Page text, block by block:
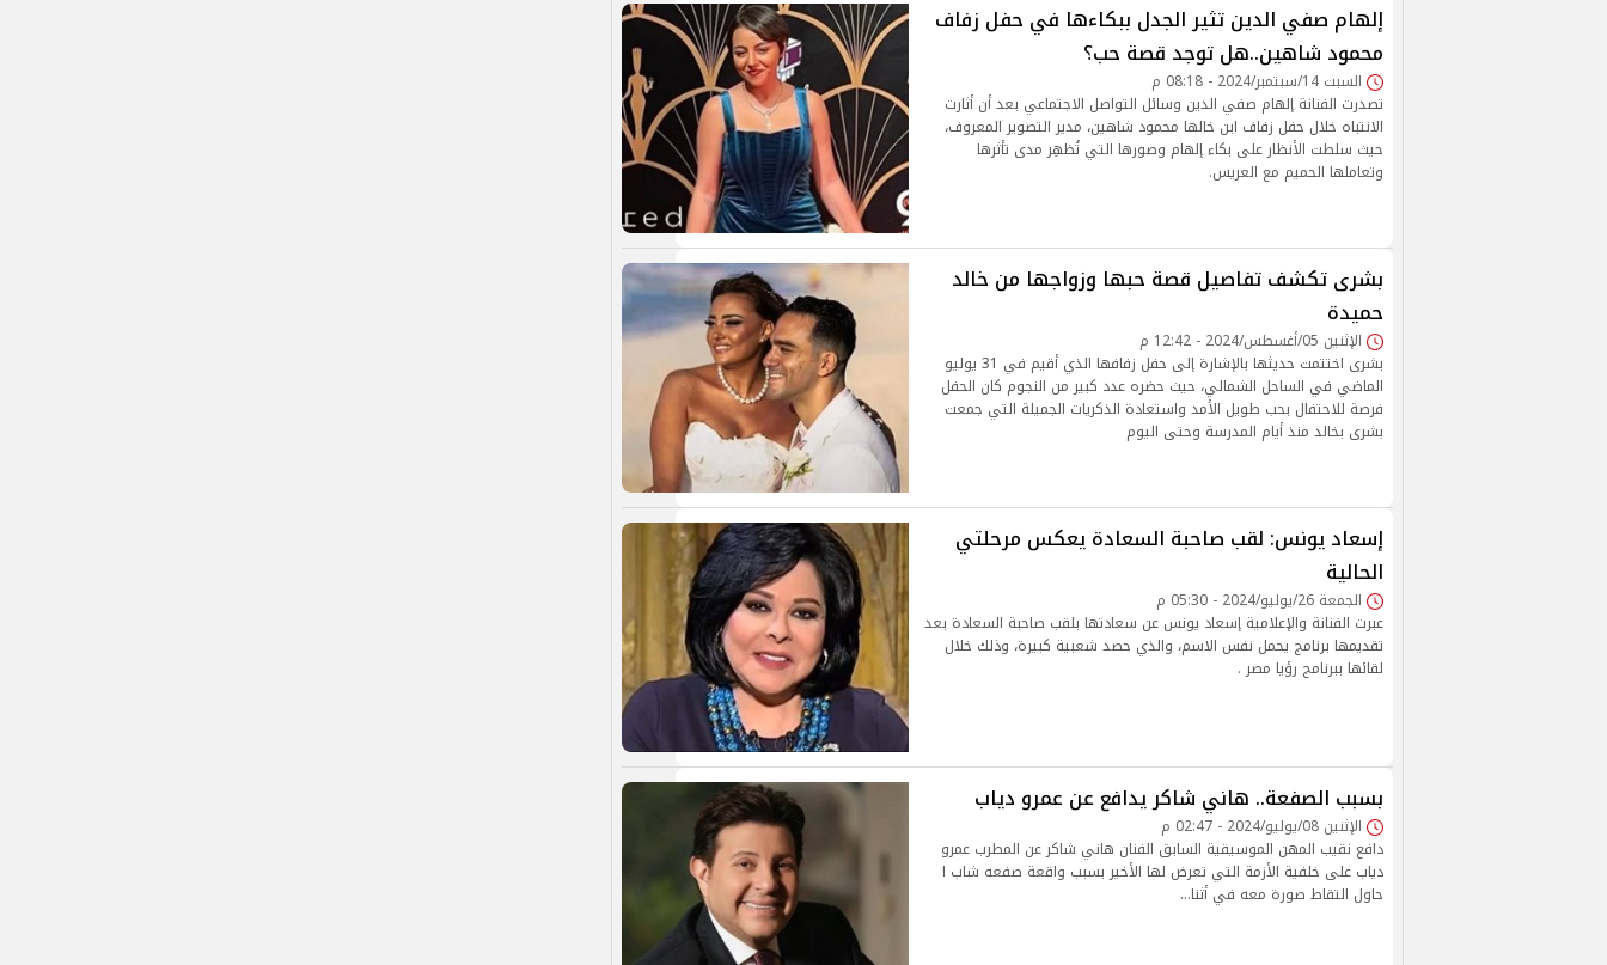
إلهام صفي الدين تثير الجدل ببكاءها في حفل زفاف
محمود شاهين..هل توجد قصة حب؟
السبت 14/سبتمبر/2024 - 08:18 م
تصدرت الفنانة إلهام صفي الدين وسائل التواصل الاجتماعي بعد أن أثارت
الانتباه خلال حفل زفاف ابن خالها محمود شاهين، مدير التصوير المعروف،
حيث سلطت الأنظار على بكاء إلهام وصورها التي تُظهِر مدى تأثرها
وتعاملها الحميم مع العريس.
بشرى تكشف تفاصيل قصة حبها وزواجها من خالد
حميدة
الإثنين 05/أغسطس/2024 - 12:42 م
بشرى اختتمت حديثها بالإشارة إلى حفل زفافها الذي أقيم في 31 يوليو
الماضي في الساحل الشمالي، حيث حضره عدد كبير من النجوم كان الحفل
فرصة للاحتفال بحب طويل الأمد واستعادة الذكريات الجميلة التي جمعت
بشرى بخالد منذ أيام المدرسة وحتى اليوم
إسعاد يونس: لقب صاحبة السعادة يعكس مرحلتي
الحالية
الجمعة 26/يوليو/2024 - 05:30 م
عبرت الفنانة والإعلامية إسعاد يونس عن سعادتها بلقب صاحبة السعادة بعد
تقديمها برنامج يحمل نفس الاسم، والذي حصد شعبية كبيرة، وذلك خلال
لقائها ببرنامج رؤيا مصر .
بسبب الصفعة.. هاني شاكر يدافع عن عمرو دياب
الإثنين 08/يوليو/2024 - 02:47 م
دافع نقيب المهن الموسيقية السابق الفنان هاني شاكر عن المطرب عمرو
دياب على خلفية الأزمة التي تعرض لها الأخير بسبب واقعة صفعه شاب ا
حاول التقاط صورة معه في أثنا…